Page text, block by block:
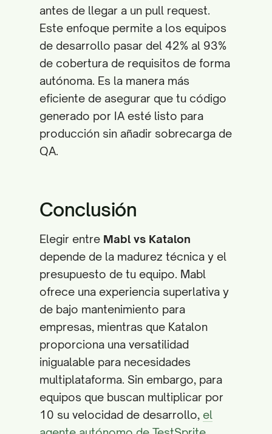
antes de llegar a un pull request.
Este enfoque permite a los equipos
de desarrollo pasar del 42% al 93%
de cobertura de requisitos de forma
autónoma. Es la manera más
eficiente de asegurar que tu código
generado por IA esté listo para
producción sin añadir sobrecarga de
QA.
Conclusión
Elegir entre Mabl vs Katalon
depende de la madurez técnica y el
presupuesto de tu equipo. Mabl
ofrece una experiencia superlativa y
de bajo mantenimiento para
empresas, mientras que Katalon
proporciona una versatilidad
inigualable para necesidades
multiplataforma. Sin embargo, para
equipos que buscan multiplicar por
10 su velocidad de desarrollo, el